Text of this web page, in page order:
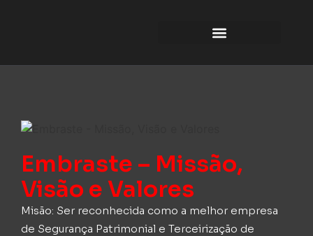
Embraste – Missão,
Visão e Valores
Misão: Ser reconhecida como a melhor empresa
de Segurança Patrimonial e Terceirização de